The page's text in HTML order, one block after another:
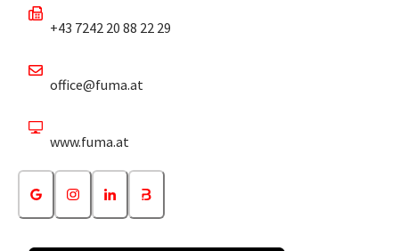
+43 7242 20 88 22 29
office@fuma.at
www.fuma.at